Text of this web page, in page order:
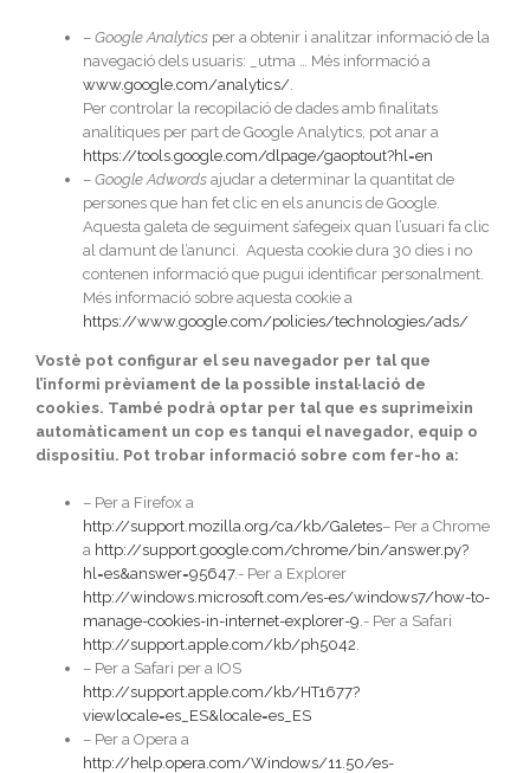
– Google Analytics per a obtenir i analitzar informació de la
navegació dels usuaris: _utma … Més informació a
www.google.com/analytics/.
Per controlar la recopilació de dades amb finalitats
analítiques per part de Google Analytics, pot anar a
https://tools.google.com/dlpage/gaoptout?hl=en
– Google Adwords ajudar a determinar la quantitat de
persones que han fet clic en els anuncis de Google.
Aquesta galeta de seguiment s’afegeix quan l’usuari fa clic
al damunt de l’anunci. Aquesta cookie dura 30 dies i no
contenen informació que pugui identificar personalment.
Més informació sobre aquesta cookie a
https://www.google.com/policies/technologies/ads/
Vostè pot configurar el seu navegador per tal que
l’informi prèviament de la possible instal·lació de
cookies. També podrà optar per tal que es suprimeixin
automàticament un cop es tanqui el navegador, equip o
dispositiu. Pot trobar informació sobre com fer-ho a:
– Per a Firefox a
http://support.mozilla.org/ca/kb/Galetes– Per a Chrome
a http://support.google.com/chrome/bin/answer.py?
hl=es&answer=95647.- Per a Explorer
http://windows.microsoft.com/es-es/windows7/how-to-
manage-cookies-in-internet-explorer-9.- Per a Safari
http://support.apple.com/kb/ph5042.
– Per a Safari per a IOS
http://support.apple.com/kb/HT1677?
viewlocale=es_ES&locale=es_ES
– Per a Opera a
http://help.opera.com/Windows/11.50/es-